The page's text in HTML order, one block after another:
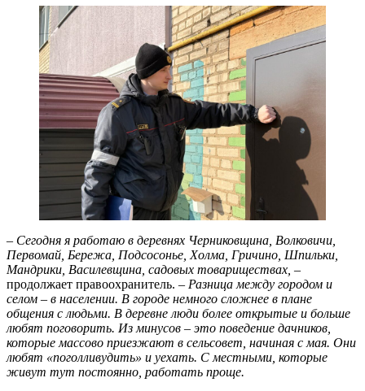
– Сегодня я работаю в деревнях Черниковщина, Волковичи,
Первомай, Бережа, Подсосонье, Холма, Гричино, Шпильки,
Мандрики, Василевщина, садовых товариществах, –
продолжает правоохранитель. – Разница между городом и
селом – в населении. В городе немного сложнее в плане
общения с людьми. В деревне люди более открытые и больше
любят поговорить. Из минусов – это поведение дачников,
которые массово приезжают в сельсовет, начиная с мая. Они
любят «поголливудить» и уехать. С местными, которые
живут тут постоянно, работать проще.